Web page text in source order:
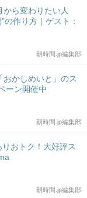
から変わりたい人
の作り方｜ゲスト：
朝時間.jp編集部
おかしめいと」のス
ーン開催中
朝時間.jp編集部
りおトク！大好評ス
朝時間.jp編集部